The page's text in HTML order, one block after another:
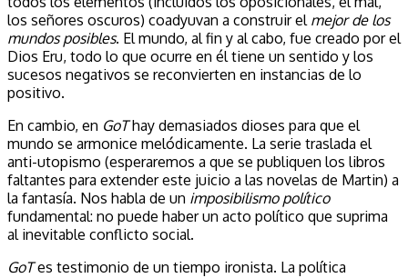
los señores oscuros) coadyuvan a construir el mejor de los
mundos posibles. El mundo, al fin y al cabo, fue creado por el
Dios Eru, todo lo que ocurre en él tiene un sentido y los
sucesos negativos se reconvierten en instancias de lo
positivo.
En cambio, en GoThay demasiados dioses para que el
mundo se armonice melódicamente. La serie traslada el
anti-utopismo (esperaremos a que se publiquen los libros
faltantes para extender este juicio a las novelas de Martin) a
la fantasía. Nos habla de un imposibilismo político
fundamental: no puede haber un acto político que suprima
al inevitable conflicto social.
GoTes testimonio de un tiempo ironista. La política